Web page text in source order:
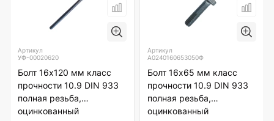
Артикул
УФ-00020620
Болт 16х120 мм класс
прочности 10.9 DIN 933
полная резьба,
оцинкованный
Артикул
А0240160653050Ф
Болт 16х65 мм класс
прочности 10.9 DIN 933
полная резьба,
оцинкованный